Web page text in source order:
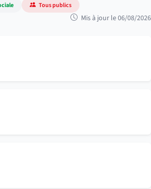
Tous publics
Mis à jour le 06/08/2026